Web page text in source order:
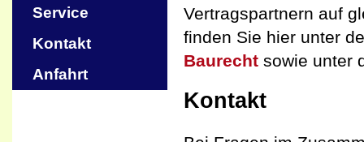
Service
Kontakt
Anfahrt
Vertragspartnern auf
finden Sie hier unter
Baurecht sowie unter
Kontakt